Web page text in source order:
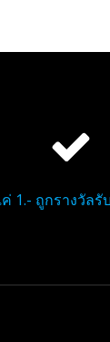
1.- ถูกรางวัลรั